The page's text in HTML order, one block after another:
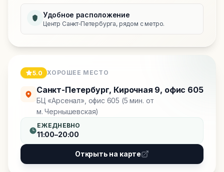
Удобное расположение
Центр Санкт‑Петербурга, рядом с метро.
5.0 ХОРОШЕЕ МЕСТО
Санкт-Петербург, Кирочная 9, офис 605
БЦ «Арсенал», офис 605 (5 мин. от
м. Чернышевская)
ЕЖЕДНЕВНО
11:00–20:00
Открыть на карте